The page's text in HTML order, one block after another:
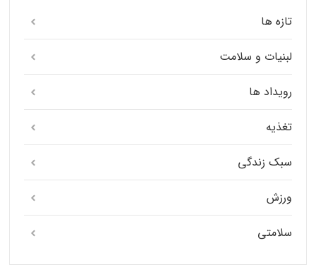
تازه ها
لبنیات و سلامت
رویداد ها
تغذیه
سبک زندگی
ورزش
سلامتی